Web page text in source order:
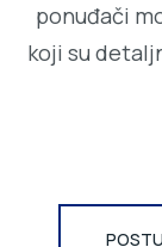
ponuđači
koji su